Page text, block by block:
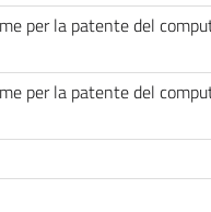
per la patente del
per la patente del